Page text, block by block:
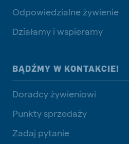
Odpowiedzialne żywienie
Działamy i wspieramy
BĄDŹMY W KONTAKCIE!
Doradcy żywieniowi
Punkty sprzedaży
Zadaj pytanie